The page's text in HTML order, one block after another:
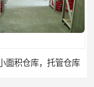
面积仓库，托管仓库